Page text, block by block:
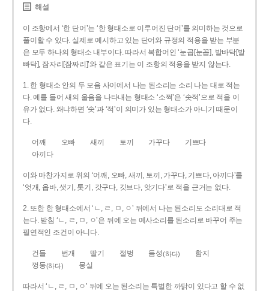
해설
이 조항에서 ‘한 단어’는 ‘한 형태소로 이루어진 단어’를 의미하는 것으로
풀이할 수 있다. 실제로 예시하고 있는 단어와 규정의 적용을 받는 부분
은 모두 하나의 형태소 내부이다. 따라서 복합어인 ‘눈곱[눈꼽], 발바닥[발
빠닥], 잠자리[잠짜리]’와 같은 표기는 이 조항의 적용을 받지 않는다.
1. 한 형태소 안의 두 모음 사이에서 나는 된소리는 소리 나는 대로 적는
다. 예를 들어 새의 울음을 나타내는 형태소 ‘소쩍’은 ‘솟적’으로 적을 이
유가 없다. 왜냐하면 ‘솟’과 ‘적’이 의미가 있는 형태소가 아니기 때문이
다.
어깨 오빠 새끼 토끼 가꾸다
기쁘다
아끼다
이와 마찬가지로 위의 ‘어깨, 오빠, 새끼, 토끼, 가꾸다, 기쁘다, 아끼다’를
‘엇개, 옵바, 샛기, 톳기, 갓구다, 깃브다, 앗기다’로 적을 근거는 없다.
2. 또한 한 형태소에서 ‘ㄴ, ㄹ, ㅁ, ㅇ’ 뒤에서 나는 된소리도 소리대로 적
는다. 받침 ‘ㄴ, ㄹ, ㅁ, ㅇ’은 뒤에 오는 예사소리를 된소리로 바꾸어 주는
필연적인 조건이 아니다.
건들 번개 딸기 절벙 듬성(하다)
함지
껑둥(하다) 뭉실
따라서 ‘ㄴ, ㄹ, ㅁ, ㅇ’ 뒤에 오는 된소리는 특별한 까닭이 있다고 할 수 없